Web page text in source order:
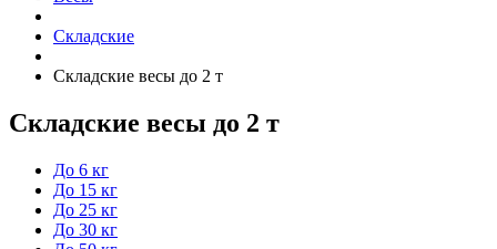
Складские
Складские весы до 2 т
Складские весы до 2 т
До 6 кг
До 15 кг
До 25 кг
До 30 кг